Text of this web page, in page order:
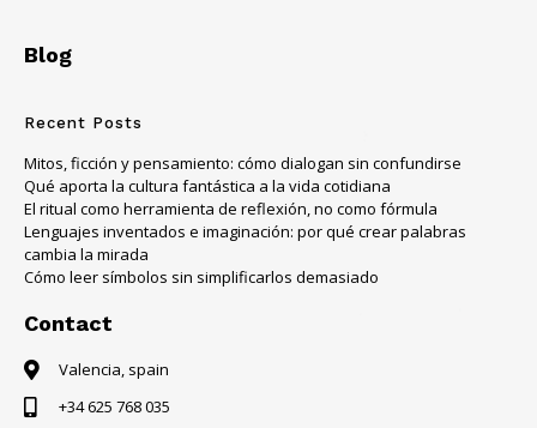
Blog
Recent Posts
Mitos, ficción y pensamiento: cómo dialogan sin confundirse
Qué aporta la cultura fantástica a la vida cotidiana
El ritual como herramienta de reflexión, no como fórmula
Lenguajes inventados e imaginación: por qué crear palabras
cambia la mirada
Cómo leer símbolos sin simplificarlos demasiado
Contact
Valencia, spain
+34 625 768 035